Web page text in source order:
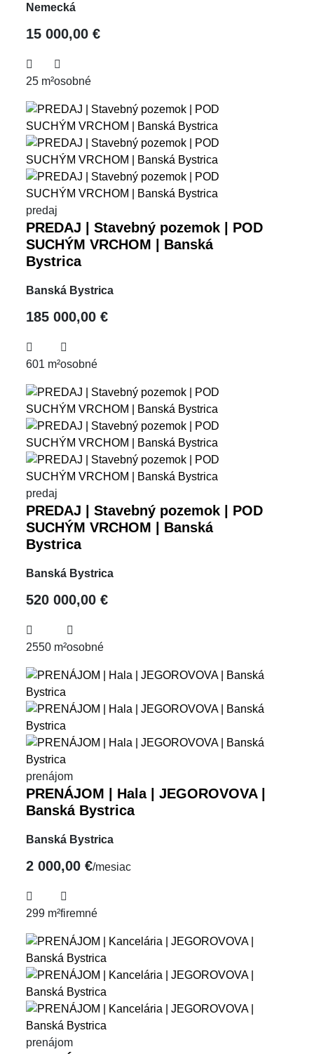
Nemecká
15 000,00 €
25 m²osobné
predaj
PREDAJ | Stavebný pozemok | POD
SUCHÝM VRCHOM | Banská
Bystrica
Banská Bystrica
185 000,00 €
601 m²osobné
predaj
PREDAJ | Stavebný pozemok | POD
SUCHÝM VRCHOM | Banská
Bystrica
Banská Bystrica
520 000,00 €
2550 m²osobné
prenájom
PRENÁJOM | Hala | JEGOROVOVA |
Banská Bystrica
Banská Bystrica
2 000,00 €/mesiac
299 m²firemné
prenájom